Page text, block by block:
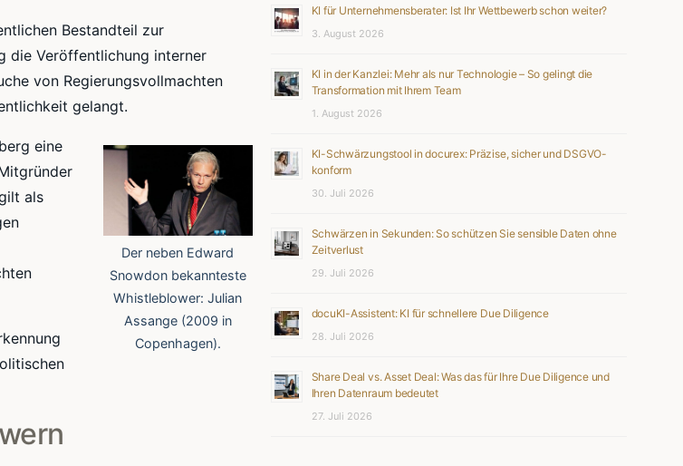
Bestandteil zur
die Veröffentlichung interner
von Regierungsvollmachten
gelangt.
Der neben Edward
Snowdon bekannteste
Whistleblower: Julian
Assange (2009 in
Copenhagen).
eine
als
KI für Unternehmensberater: Ist Ihr Wettbewerb schon weiter?
3. August 2026
KI in der Kanzlei: Mehr als nur Technologie – So gelingt die
Transformation mit Ihrem Team
1. August 2026
KI-Schwärzungstool in docurex: Präzise, sicher und DSGVO-
konform
30. Juli 2026
Schwärzen in Sekunden: So schützen Sie sensible Daten ohne
Zeitverlust
29. Juli 2026
docuKI-Assistent: KI für schnellere Due Diligence
28. Juli 2026
Share Deal vs. Asset Deal: Was das für Ihre Due Diligence und
Ihren Datenraum bedeutet
27. Juli 2026